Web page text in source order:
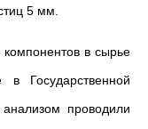
5 мм.
компонентов в сырье
в Государственной
проводили